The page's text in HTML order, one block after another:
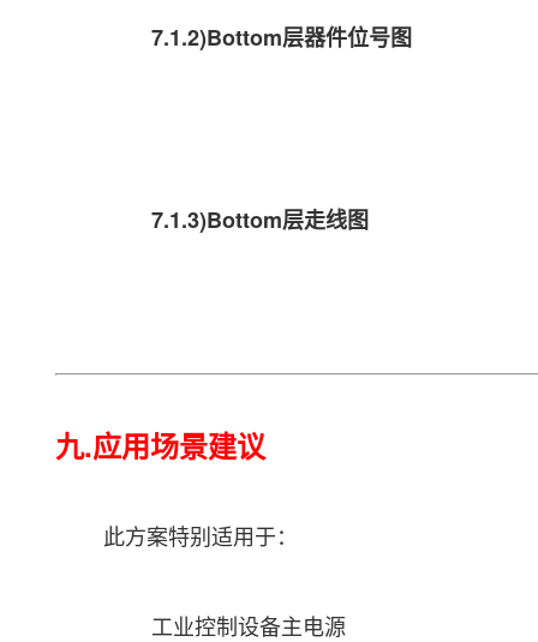
7.1.2)Bottom层器件位号图
7.1.3)​​​​​​​Bottom层走线图
九.应用场景建议
此方案特别适用于：
工业控制设备主电源